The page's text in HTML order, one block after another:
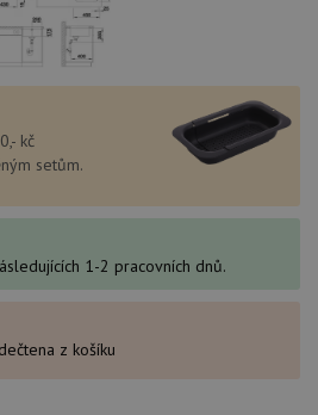
kč
setům.
1-2 pracovních dnů.
z košíku